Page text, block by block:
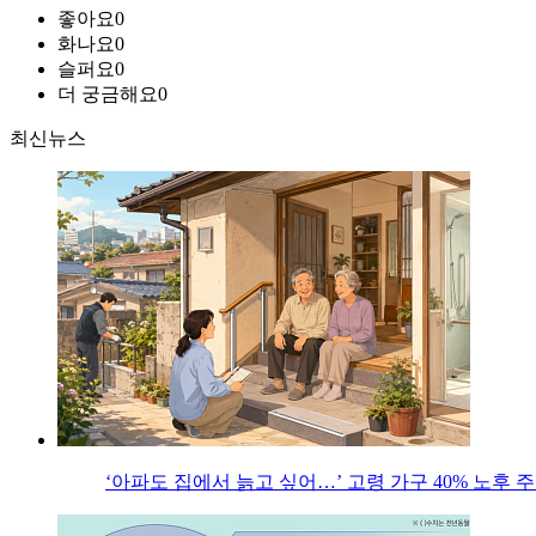
좋아요0
화나요0
슬퍼요0
더 궁금해요0
최신뉴스
‘아파도 집에서 늙고 싶어…’ 고령 가구 40% 노후